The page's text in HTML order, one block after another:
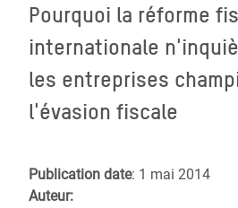
Pourquoi la réforme
internationale
les entreprises
l'évasion fiscale
Publication date: 1 mai 2014
Auteur: